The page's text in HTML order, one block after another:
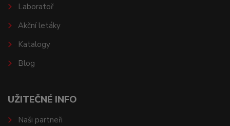
Laboratoř
Akční letáky
Katalogy
Blog
UŽITEČNÉ INFO
Naši partneři